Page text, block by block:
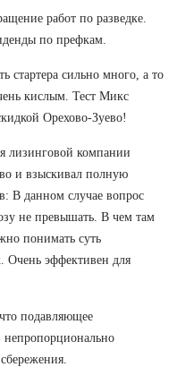
работ по разведке.
по префкам.
стартера сильно много, а то
кислым. Тест Микс
Орехово-Зуево!
лизинговой компании
и взыскивал полную
В данном случае вопрос
не превышать. В чем там
понимать суть
Очень эффективен для
подавляющее
непропорционально